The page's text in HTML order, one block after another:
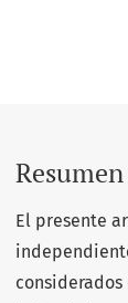
Resumen
El presente